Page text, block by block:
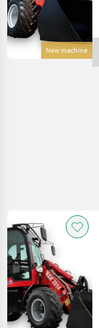
New machine